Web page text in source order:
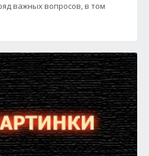
важных вопросов, в том